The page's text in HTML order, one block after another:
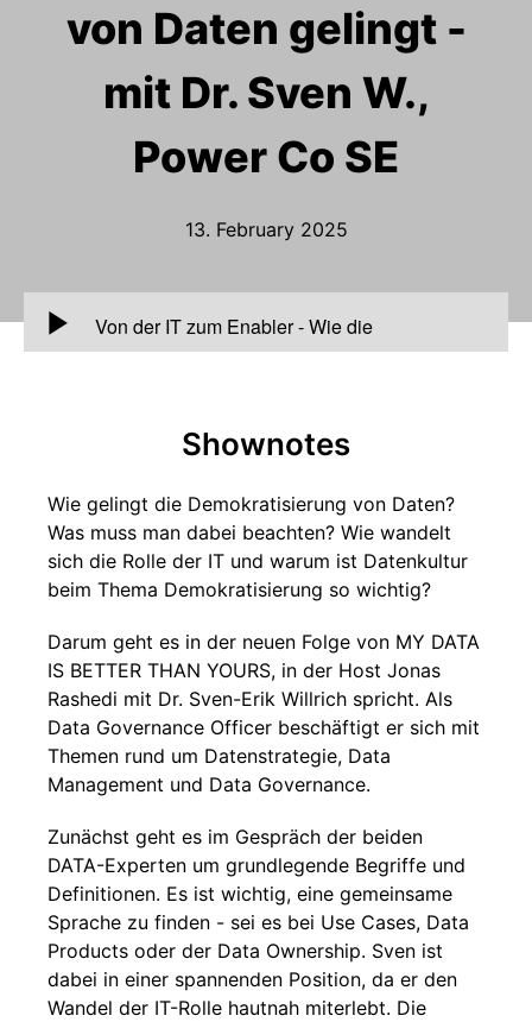
von Daten gelingt -
mit Dr. Sven W.,
Power Co SE
13. February 2025
00:00
Von der IT zum Enabler - Wie die
Demokratisierung von Daten gelingt - mit Dr.
Shownotes
Wie gelingt die Demokratisierung von Daten?
Was muss man dabei beachten? Wie wandelt
sich die Rolle der IT und warum ist Datenkultur
beim Thema Demokratisierung so wichtig?
Darum geht es in der neuen Folge von MY DATA
IS BETTER THAN YOURS, in der Host Jonas
Rashedi mit Dr. Sven-Erik Willrich spricht. Als
Data Governance Officer beschäftigt er sich mit
Themen rund um Datenstrategie, Data
Management und Data Governance.
Zunächst geht es im Gespräch der beiden
DATA-Experten um grundlegende Begriffe und
Definitionen. Es ist wichtig, eine gemeinsame
Sprache zu finden - sei es bei Use Cases, Data
Products oder der Data Ownership. Sven ist
dabei in einer spannenden Position, da er den
Wandel der IT-Rolle hautnah miterlebt. Die